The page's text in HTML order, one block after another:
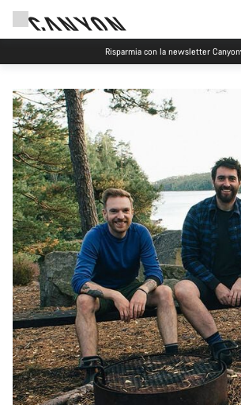
Risparmia con la newsletter Canyon